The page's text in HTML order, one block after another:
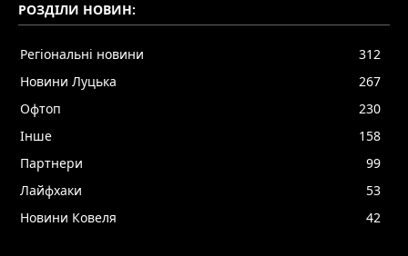
РОЗДІЛИ НОВИН:
Регіональні новини
312
Новини Луцька
267
Офтоп
230
Інше
158
Партнери
99
Лайфхаки
53
Новини Ковеля
42